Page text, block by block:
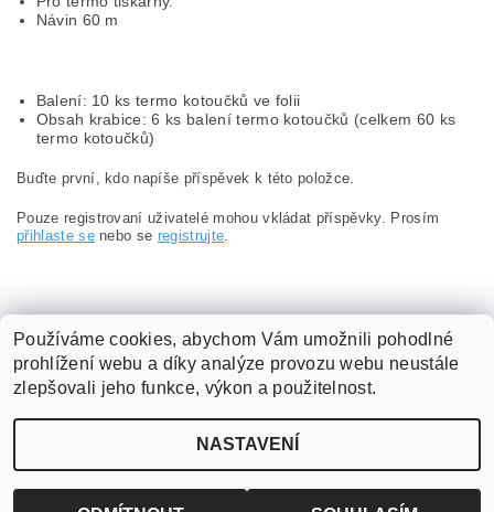
Návin 60 m
Balení: 10 ks termo kotoučků ve folii
Obsah krabice: 6 ks balení termo kotoučků (celkem 60 ks
termo kotoučků)
Buďte první, kdo napíše příspěvek k této položce.
Pouze registrovaní uživatelé mohou vkládat příspěvky. Prosím
přihlaste senebo se registrujte.
Obchodní podmínky | Podmínky ochrany osobních údajů
ABX software s.r.o. | Kontakt
2026 ©ABX software s.r.o., všechna práva vyhrazena
Používáme cookies, abychom Vám umožnili pohodlné
prohlížení webu a díky analýze provozu webu neustále
zlepšovali jeho funkce, výkon a použitelnost.
NASTAVENÍ